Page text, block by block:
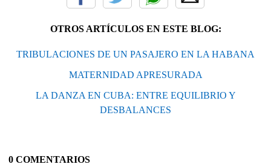
OTROS ARTÍCULOS EN ESTE BLOG:
TRIBULACIONES DE UN PASAJERO EN LA HABANA
MATERNIDAD APRESURADA
LA DANZA EN CUBA: ENTRE EQUILIBRIO Y
DESBALANCES
0 COMENTARIOS